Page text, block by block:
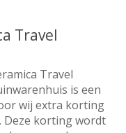
Travel
Travel
is een
wij extra korting
Deze korting wordt